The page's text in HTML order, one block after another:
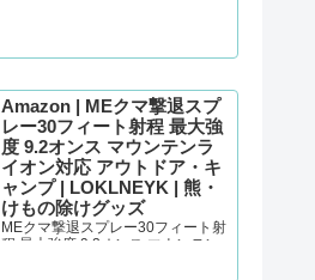
Amazon | MEクマ撃退スプ
レー30フィート射程 最大強
度 9.2オンス マウンテンラ
イオン対応 アウトドア・キ
ャンプ | LOKLNEYK | 熊・
けもの除けグッズ
MEクマ撃退スプレー30フィート射
程 最大強度 9.2オンス マウンテン